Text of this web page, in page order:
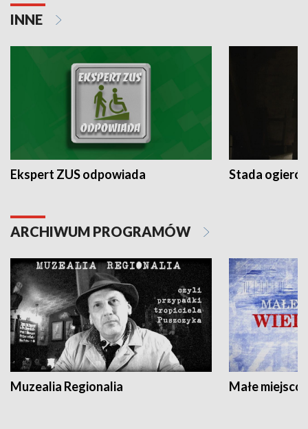
INNE
Ekspert ZUS odpowiada Stada
ARCHIWUM PROGRAMÓW
Muzealia Regionalia Małe